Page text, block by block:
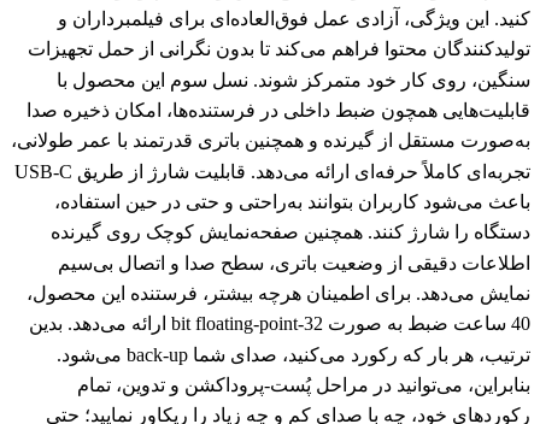
کنید. این ویژگی، آزادی عمل فوق‌العاده‌ای برای فیلمبرداران و
تولیدکنندگان محتوا فراهم می‌کند تا بدون نگرانی از حمل تجهیزات
سنگین، روی کار خود متمرکز شوند. نسل سوم این محصول با
قابلیت‌هایی همچون ضبط داخلی در فرستنده‌ها، امکان ذخیره صدا
به‌صورت مستقل از گیرنده و همچنین باتری قدرتمند با عمر طولانی،
تجربه‌ای کاملاً حرفه‌ای ارائه می‌دهد. قابلیت شارژ از طریق USB-C
باعث می‌شود کاربران بتوانند به‌راحتی و حتی در حین استفاده،
دستگاه را شارژ کنند. همچنین صفحه‌نمایش کوچک روی گیرنده
اطلاعات دقیقی از وضعیت باتری، سطح صدا و اتصال بی‌سیم
نمایش می‌دهد. برای اطمینان هرچه بیشتر، فرستنده این محصول،
40 ساعت ضبط به صورت 32-bit floating-point ارائه می‌دهد. بدین
ترتیب، هر بار که رکورد می‌کنید، صدای شما back-up می‌شود.
بنابراین، می‌توانید در مراحل پُست-پروداکشن و تدوین، تمام
رکوردهای خود، چه با صدای کم و چه زیاد را ریکاور نمایید؛ حتی